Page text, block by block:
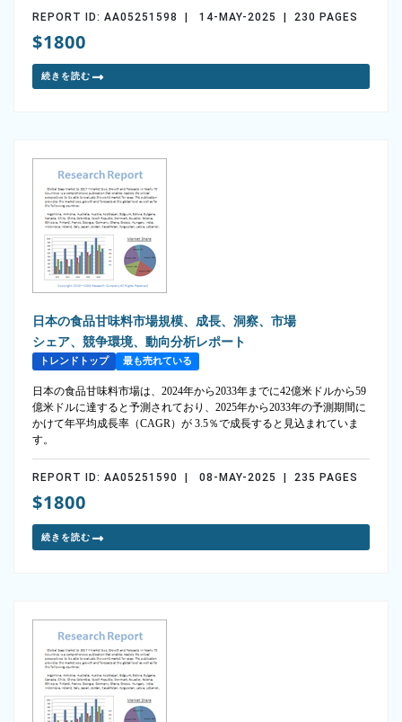
REPORT ID: AA05251598 | 14-MAY-2025 | 230 PAGES
$1800
続きを読む
日本の食品甘味料市場規模、成長、洞察、市場
シェア、競争環境、動向分析レポート
トレンドトップ 最も売れている
日本の食品甘味料市場は、2024年から2033年までに42億米ドルから59
億米ドルに達すると予測されており、2025年から2033年の予測期間に
かけて年平均成長率（CAGR）が 3.5％で成長すると見込まれていま
す。
REPORT ID: AA05251590 | 08-MAY-2025 | 235 PAGES
$1800
続きを読む